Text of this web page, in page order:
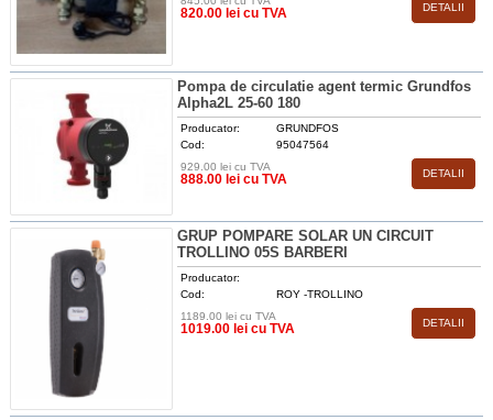
820.00 lei cu TVA DETALII
Pompa de circulatie agent termic Grundfos
Alpha2L 25-60 180
Producator:
GRUNDFOS
Cod:
95047564
929.00 lei cu TVA
888.00 lei cu TVA DETALII
GRUP POMPARE SOLAR UN CIRCUIT
TROLLINO 05S BARBERI
Producator:
Cod:
ROY -TROLLINO
1189.00 lei cu TVA
1019.00 lei cu TVA DETALII